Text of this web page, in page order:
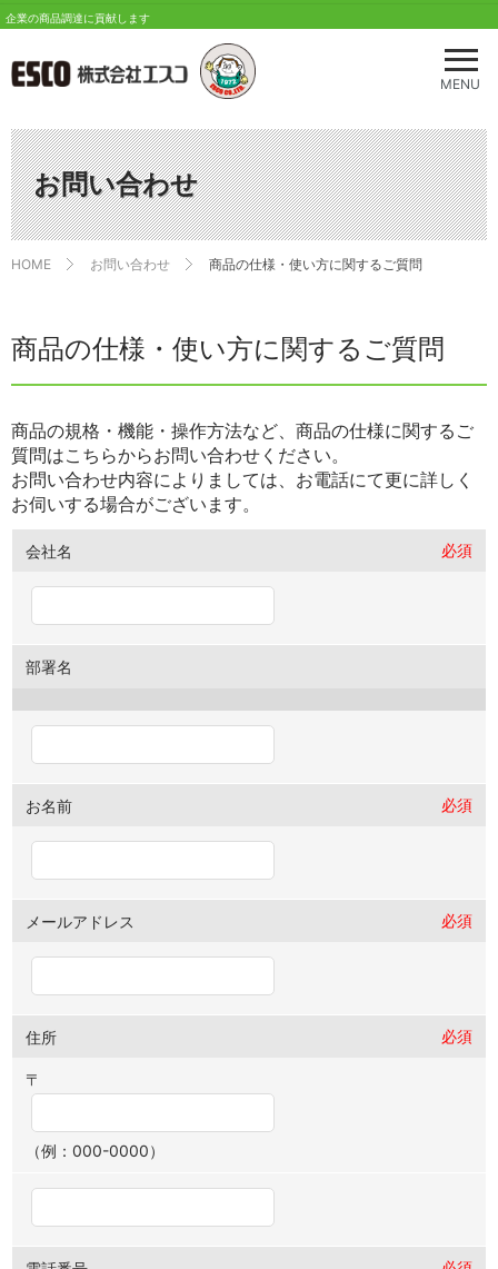
メ
ニ
を
開
く
MENU
企業の商品調達に貢献します
お問い合わせ
HOME お問い合わせ 商品の仕様・使い方に関するご質問
商品の仕様・使い方に関するご質問
商品の規格・機能・操作方法など、商品の仕様に関するご
質問はこちらからお問い合わせください。
お問い合わせ内容によりましては、お電話にて更に詳しく
お伺いする場合がございます。
会社名 必須
部署名
お名前 必須
メールアドレス 必須
住所 必須
〒
（例：000-0000）